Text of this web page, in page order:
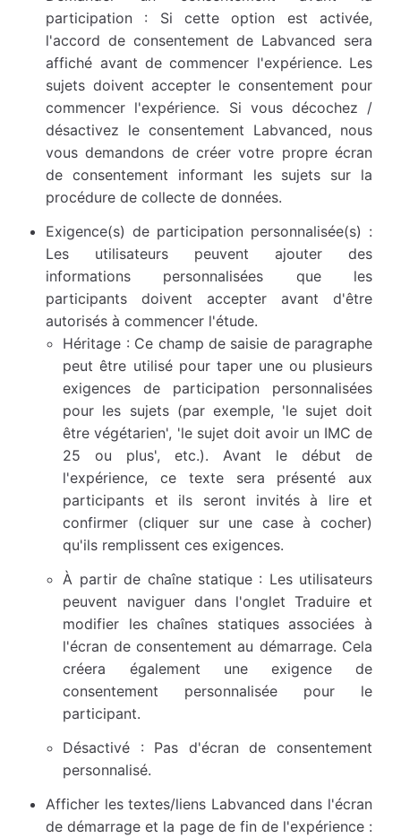
participation : Si cette option est activée,
l'accord de consentement de Labvanced sera
affiché avant de commencer l'expérience. Les
sujets doivent accepter le consentement pour
commencer l'expérience. Si vous décochez /
désactivez le consentement Labvanced, nous
vous demandons de créer votre propre écran
de consentement informant les sujets sur la
procédure de collecte de données.
Exigence(s) de participation personnalisée(s) :
Les utilisateurs peuvent ajouter des
informations personnalisées que les
participants doivent accepter avant d'être
autorisés à commencer l'étude.
Héritage : Ce champ de saisie de paragraphe
peut être utilisé pour taper une ou plusieurs
exigences de participation personnalisées
pour les sujets (par exemple, 'le sujet doit
être végétarien', 'le sujet doit avoir un IMC de
25 ou plus', etc.). Avant le début de
l'expérience, ce texte sera présenté aux
participants et ils seront invités à lire et
confirmer (cliquer sur une case à cocher)
qu'ils remplissent ces exigences.
À partir de chaîne statique : Les utilisateurs
peuvent naviguer dans l'onglet Traduire et
modifier les chaînes statiques associées à
l'écran de consentement au démarrage. Cela
créera également une exigence de
consentement personnalisée pour le
participant.
Désactivé : Pas d'écran de consentement
personnalisé.
Afficher les textes/liens Labvanced dans l'écran
de démarrage et la page de fin de l'expérience :